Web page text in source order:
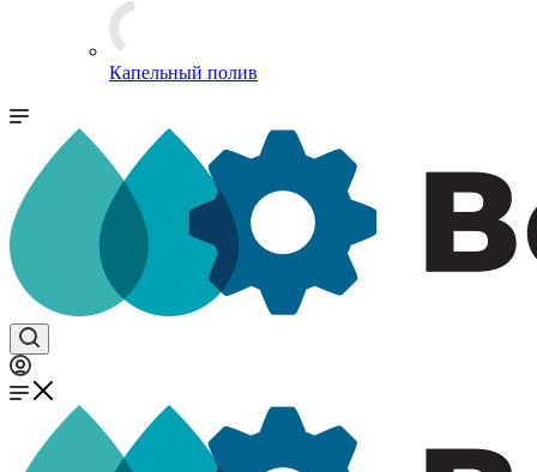
Капельный полив